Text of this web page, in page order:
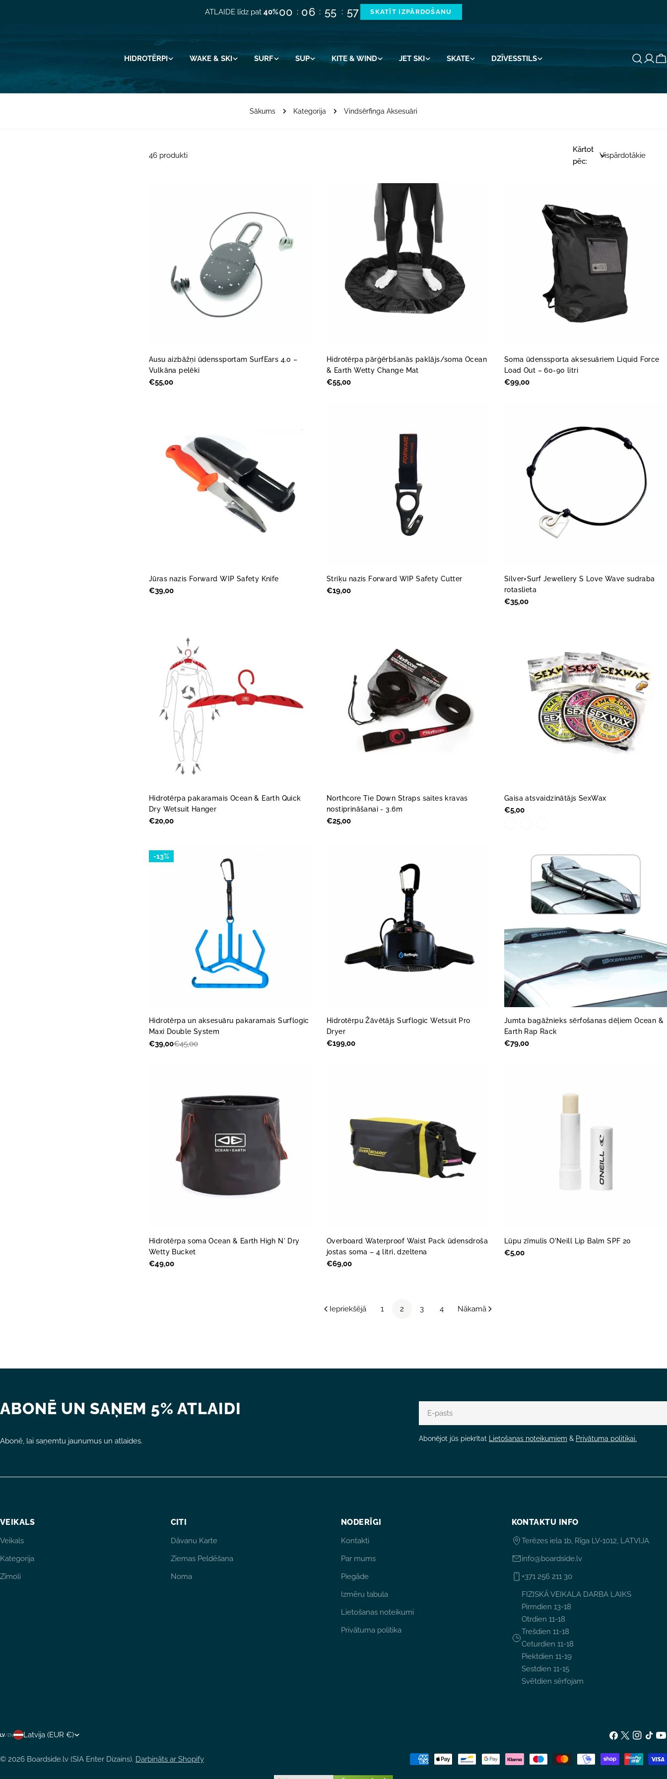
ATLAIDE līdz pat40%00 06 55 56 SKATĪT IZPĀRDOŠANU
HIDROTĒRPI WAKE & SKI SURF SUP KITE & WIND JET SKI SKATE DZĪVESSTILS
Sākums Kategorija Vindsērfinga Aksesuāri
46 produkti
Kārtot
pēc:
Ausu aizbāžņi ūdenssportam SurfEars 4.0 –
Vulkāna pelēki
Parastā
€55,00
Hidrotērpa pārģērbšanās paklājs/soma Ocean
& Earth Wetty Change Mat
Parastā
€55,00
Soma ūdenssporta aksesuāriem Liquid Force
Load Out – 60-90 litri
Parastā
€99,00
Jūras nazis Forward WIP Safety Knife
Parastā
€39,00
Striķu nazis Forward WIP Safety Cutter
Parastā
€19,00
Silver+Surf Jewellery S Love Wave sudraba
rotaslieta
Parastā
€35,00
Hidrotērpa pakaramais Ocean & Earth Quick
Dry Wetsuit Hanger
Parastā
€20,00
Northcore Tie Down Straps saites kravas
nostiprināšanai - 3.6m
Parastā
€25,00
Gaisa atsvaidzinātājs SexWax
Parastā
€5,00
-13%
Hidrotērpa un aksesuāru pakaramais Surflogic
Maxi Double System
Akcijas
€39,00
Parastā€45,00
Hidrotērpu Žāvētājs Surflogic Wetsuit Pro
Dryer
Parastā
€199,00
Jumta bagāžnieks sērfošanas dēļiem Ocean &
Earth Rap Rack
Parastā
€79,00
Hidrotērpa soma Ocean & Earth High N' Dry
Wetty Bucket
Parastā
€49,00
Overboard Waterproof Waist Pack ūdensdroša
jostas soma – 4 litri, dzeltena
Parastā
€69,00
Lūpu zīmulis O'Neill Lip Balm SPF 20
Parastā
€5,00
Iepriekšējā 1 2 3 4 Nākamā
ABONĒ UN SAŅEM 5% ATLAIDI
Abonē, lai saņemtu jaunumus un atlaides.
pasts
Abonējot jūs piekrītat Lietošanas noteikumiem & Privātuma politikai.
VEIKALS
Veikals
Kategorija
Zīmoli
CITI
Dāvanu Karte
Ziemas Peldēšana
Noma
NODERĪGI
Kontakti
Par mums
Piegāde
Izmēru tabula
Lietošanas noteikumi
Privātuma politika
KONTAKTU INFO
Terēzes iela 1b, Rīga LV-1012, LATVIJA
info@boardside.lv
+371 256 211 30
FIZISKĀ VEIKALA DARBA LAIKS
Pirmdien 13-18
Otrdien 11-18
Trešdien 11-18
Ceturdien 11-18
Piektdien 11-19
Sestdien 11-15
Svētdien sērfojam
LV/ENV
A
Latvija (EUR €) Facebook
X
Instagram
TikTok
© 2026 Boardside.lv (SIA Enter Dizains). Darbināts ar Shopify
Maksājumu